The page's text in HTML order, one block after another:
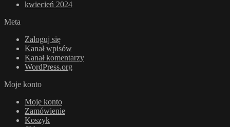
kwiecień 2024
Meta
Zaloguj się
Kanał wpisów
Kanał komentarzy
WordPress.org
Moje konto
Moje konto
Zamówienie
Koszyk